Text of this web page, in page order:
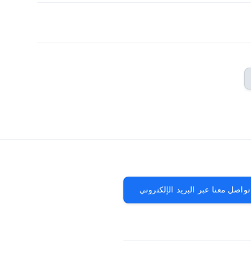
تواصل معنا عبر البريد الإلكتروني